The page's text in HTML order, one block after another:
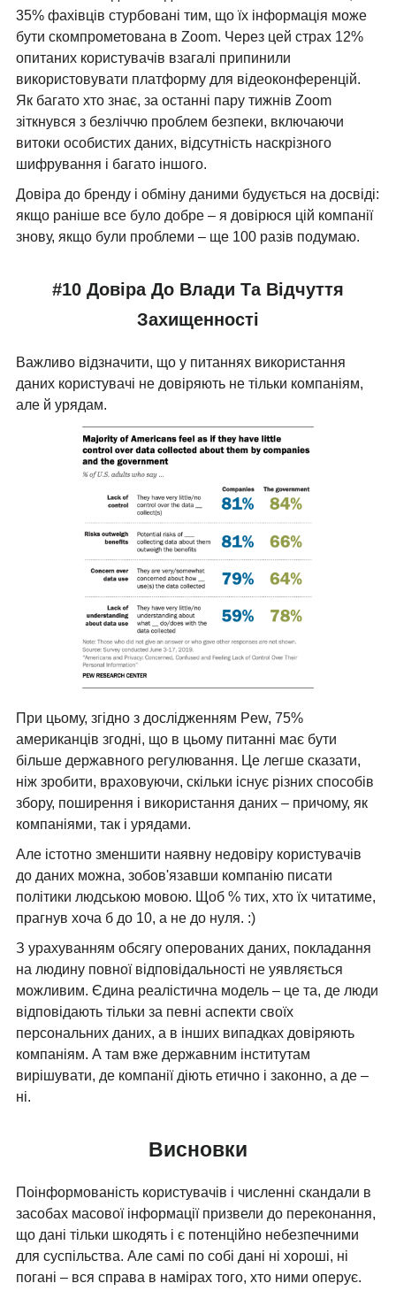
35% фахівців стурбовані тим, що їх інформація може
бути скомпрометована в Zoom. Через цей страх 12%
опитаних користувачів взагалі припинили
використовувати платформу для відеоконференцій.
Як багато хто знає, за останні пару тижнів Zoom
зіткнувся з безліччю проблем безпеки, включаючи
витоки особистих даних, відсутність наскрізного
шифрування і багато іншого.
Довіра до бренду і обміну даними будується на досвіді:
якщо раніше все було добре – я довірюся цій компанії
знову, якщо були проблеми – ще 100 разів подумаю.
#10 Довіра До Влади Та Відчуття
Захищенності
Важливо відзначити, що у питаннях використання
даних користувачі не довіряють не тільки компаніям,
але й урядам.
При цьому, згідно з дослідженням Pew, 75%
американців згодні, що в цьому питанні має бути
більше державного регулювання. Це легше сказати,
ніж зробити, враховуючи, скільки існує різних способів
збору, поширення і використання даних – причому, як
компаніями, так і урядами.
Але істотно зменшити наявну недовіру користувачів
до даних можна, зобов'язавши компанію писати
політики людською мовою. Щоб % тих, хто їх читатиме,
прагнув хоча б до 10, а не до нуля. :)
З урахуванням обсягу оперованих даних, покладання
на людину повної відповідальності не уявляється
можливим. Єдина реалістична модель – це та, де люди
відповідають тільки за певні аспекти своїх
персональних даних, а в інших випадках довіряють
компаніям. А там вже державним інститутам
вирішувати, де компанії діють етично і законно, а де –
ні.
Висновки
Поінформованість користувачів і численні скандали в
засобах масової інформації призвели до переконання,
що дані тільки шкодять і є потенційно небезпечними
для суспільства. Але самі по собі дані ні хороші, ні
погані – вся справа в намірах того, хто ними оперує.